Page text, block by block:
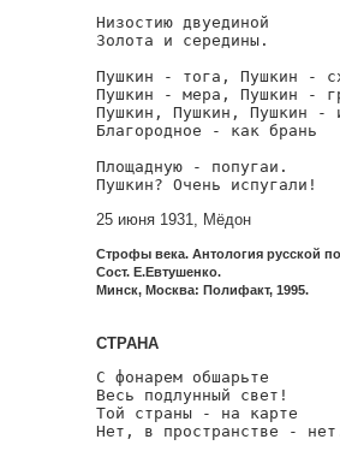
Низостию двуединой
Золота и середины.
Пушкин - тога, Пушкин -
Пушкин - мера, Пушкин -
Пушкин, Пушкин, Пушкин -
Благородное - как брань
Площадную - попугаи.
Пушкин? Очень испугали!
25 июня 1931, Мёдон
Строфы века. Антология русской
Сост. Е.Евтушенко.
Минск, Москва: Полифакт, 1995.
СТРАНА
С фонарем обшарьте
Весь подлунный свет!
Той страны - на карте
Нет, в пространстве -